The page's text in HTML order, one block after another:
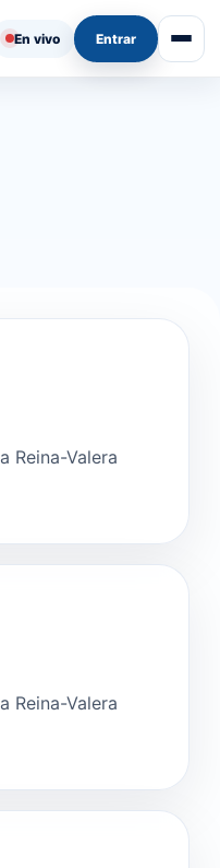
En vivo Entrar Abrir
Reina-Valera
Reina-Valera